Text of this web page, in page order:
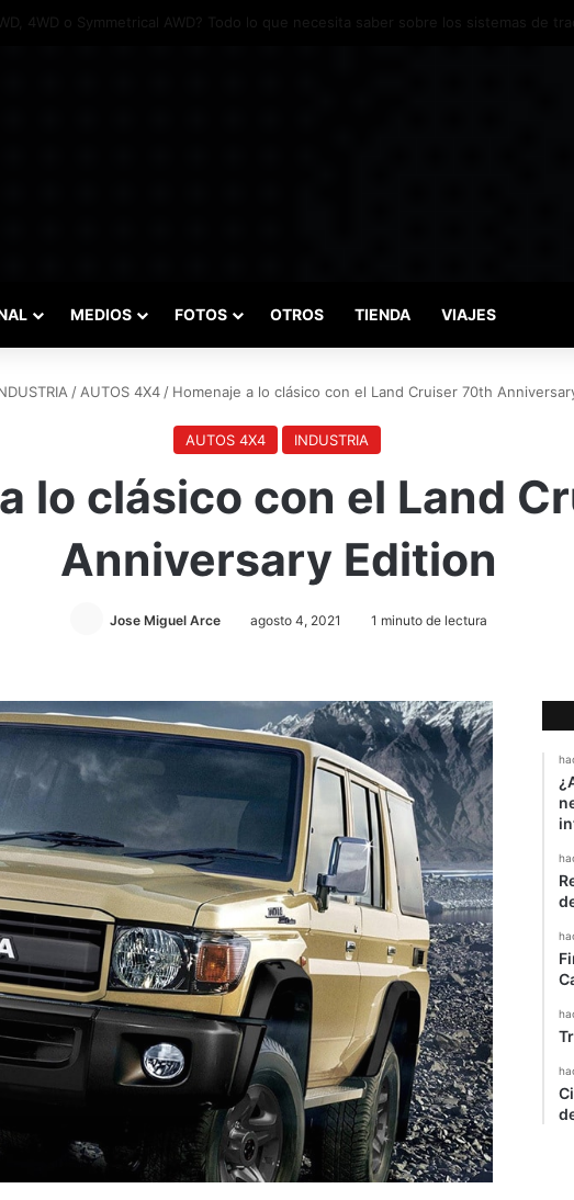
marcaron el inicio del Campeonato de Invierno de Kartismo
MEDIOS FOTOS OTROS TIENDA VIAJES
/ AUTOS 4X4 / Homenaje a lo clásico con el Land Cruiser 70th
AUTOS 4X4 INDUSTRIA
lo clásico con el Land
Anniversary Edition
Jose Miguel Arce agosto 4, 2021 1 minuto de lectura